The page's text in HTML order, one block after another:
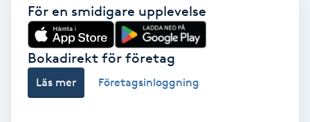
Reiki massage
Restorative Yoga
Rosacea
För en smidigare upplevelse
Bokadirekt för företag
Läs mer Företagsinloggning